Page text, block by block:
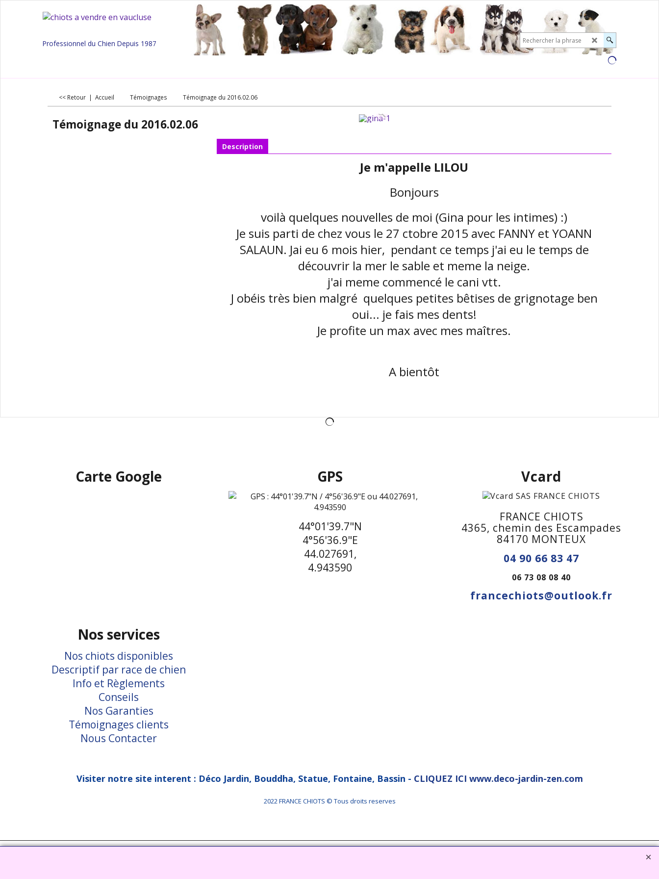
Professionnel du Chien Depuis 1987
<< Retour | Accueil Témoignages Témoignage du 2016.02.06
Témoignage du 2016.02.06
Description
Je m'appelle LILOU
Bonjours
voilà quelques nouvelles de moi (Gina pour les intimes) :)
Je suis parti de chez vous le 27 ctobre 2015 avec FANNY et YOANN
SALAUN. Jai eu 6 mois hier, pendant ce temps j'ai eu le temps de
découvrir la mer le sable et meme la neige.
j'ai meme commencé le cani vtt.
J obéis très bien malgré quelques petites bêtises de grignotage ben
oui... je fais mes dents!
Je profite un max avec mes maîtres.
A bientôt
Carte Google
Nos services
Nos chiots disponibles
Descriptif par race de chien
Info et Règlements
Conseils
Nos Garanties
Témoignages clients
Nous Contacter
GPS
44°01'39.7"N
4°56'36.9"E
44.027691,
4.943590
Vcard
FRANCE CHIOTS
4365, chemin des Escampades
84170 MONTEUX
04 90 66 83 47
06 73 08 08 40
francechiots@outlook.fr
Visiter notre site interent : Déco Jardin, Bouddha, Statue, Fontaine, Bassin - CLIQUEZ ICI www.deco-jardin-zen.com
2022 FRANCE CHIOTS © Tous droits reserves